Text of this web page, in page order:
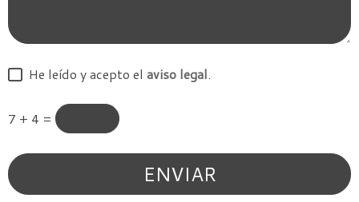
He leído y acepto el aviso legal.
7 + 4 =